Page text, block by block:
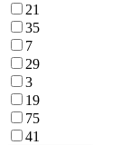
21
35
7
29
3
19
75
41